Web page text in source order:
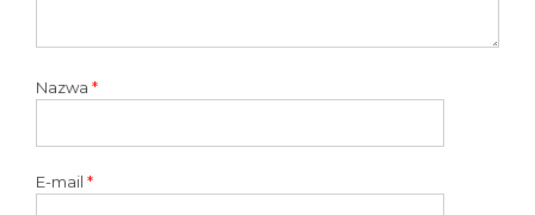
Nazwa *
E-mail *